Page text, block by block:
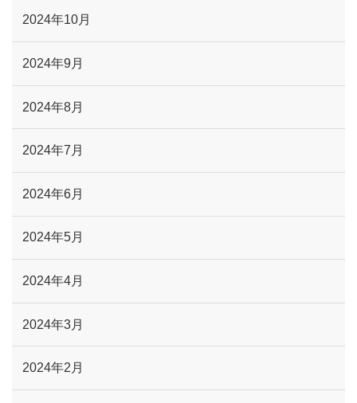
2024年10月
2024年9月
2024年8月
2024年7月
2024年6月
2024年5月
2024年4月
2024年3月
2024年2月